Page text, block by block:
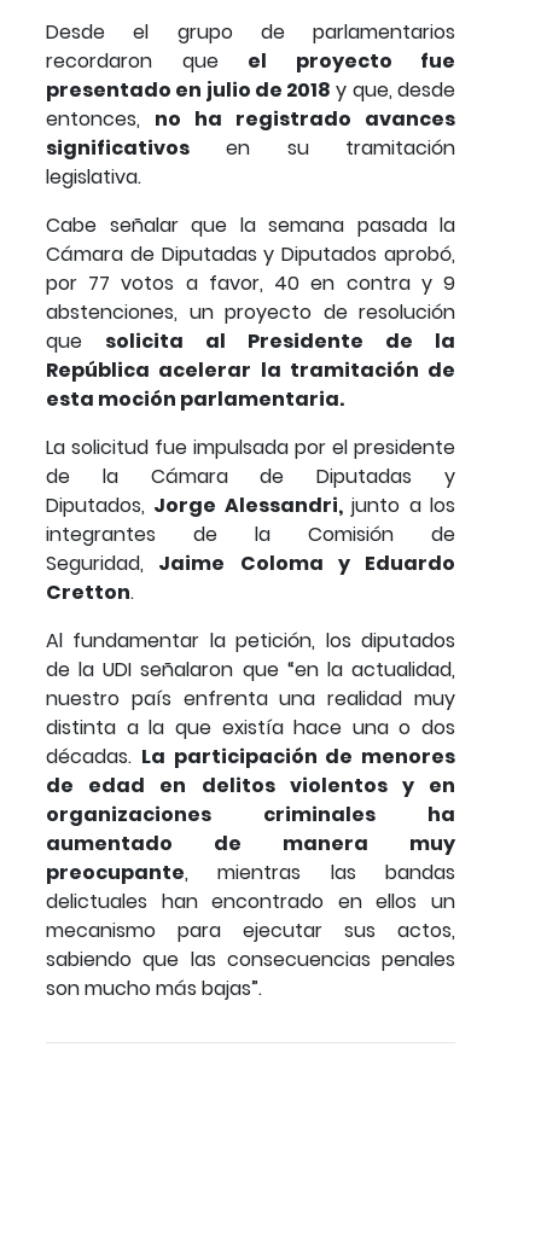
Desde el grupo de parlamentarios
recordaron que el proyecto fue
presentado en julio de 2018 y que, desde
entonces, no ha registrado avances
significativos en su tramitación
legislativa.
Cabe señalar que la semana pasada la
Cámara de Diputadas y Diputados aprobó,
por 77 votos a favor, 40 en contra y 9
abstenciones, un proyecto de resolución
que solicita al Presidente de la
República acelerar la tramitación de
esta moción parlamentaria.
La solicitud fue impulsada por el presidente
de la Cámara de Diputadas y
Diputados, Jorge Alessandri,junto a los
integrantes de la Comisión de
Seguridad, Jaime Coloma y Eduardo
Cretton.
Al fundamentar la petición, los diputados
de la UDI señalaron que “en la actualidad,
nuestro país enfrenta una realidad muy
distinta a la que existía hace una o dos
décadas. La participación de menores
de edad en delitos violentos y en
organizaciones criminales ha
aumentado de manera muy
preocupante, mientras las bandas
delictuales han encontrado en ellos un
mecanismo para ejecutar sus actos,
sabiendo que las consecuencias penales
son mucho más bajas”.